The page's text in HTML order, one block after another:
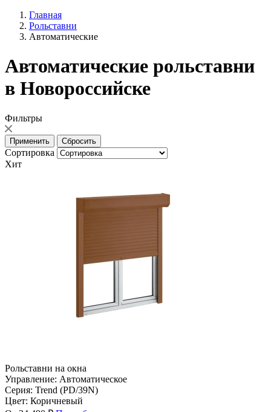
Главная
Рольставни
Автоматические
Автоматические рольставни
в Новороссийске
Фильтры
Сортировка
Хит
Рольставни на окна
Управление: Автоматическое
Серия: Trend (PD/39N)
Цвет: Коричневый